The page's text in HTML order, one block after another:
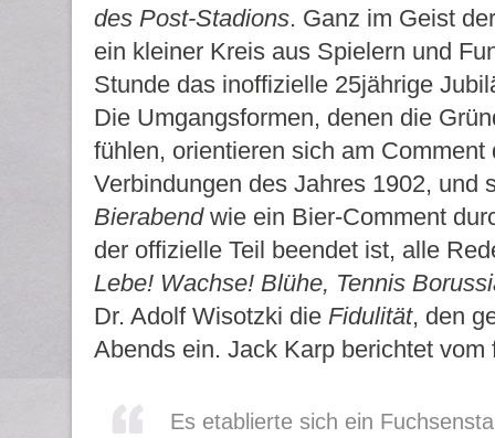
des Post-Stadions. Ganz im Geist
ein kleiner Kreis aus Spielern und
Stunde das inoffizielle 25jährige
Die Umgangsformen, denen die
fühlen, orientieren sich am Comment
Verbindungen des Jahres 1902, und
Bierabendwie ein Bier-Comment
der offizielle Teil beendet ist, alle
Lebe! Wachse! Blühe, Tennis
Dr. Adolf Wisotzki die Fidulität, den
Abends ein. Jack Karp berichtet vom
Es etablierte sich ein